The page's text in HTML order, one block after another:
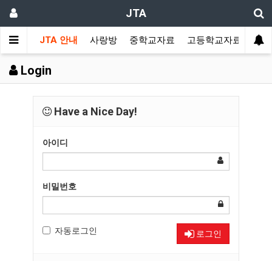
JTA
JTA 안내 사랑방 중학교자료 고등학교자료 멀
Login
Have a Nice Day!
아이디
비밀번호
자동로그인 로그인